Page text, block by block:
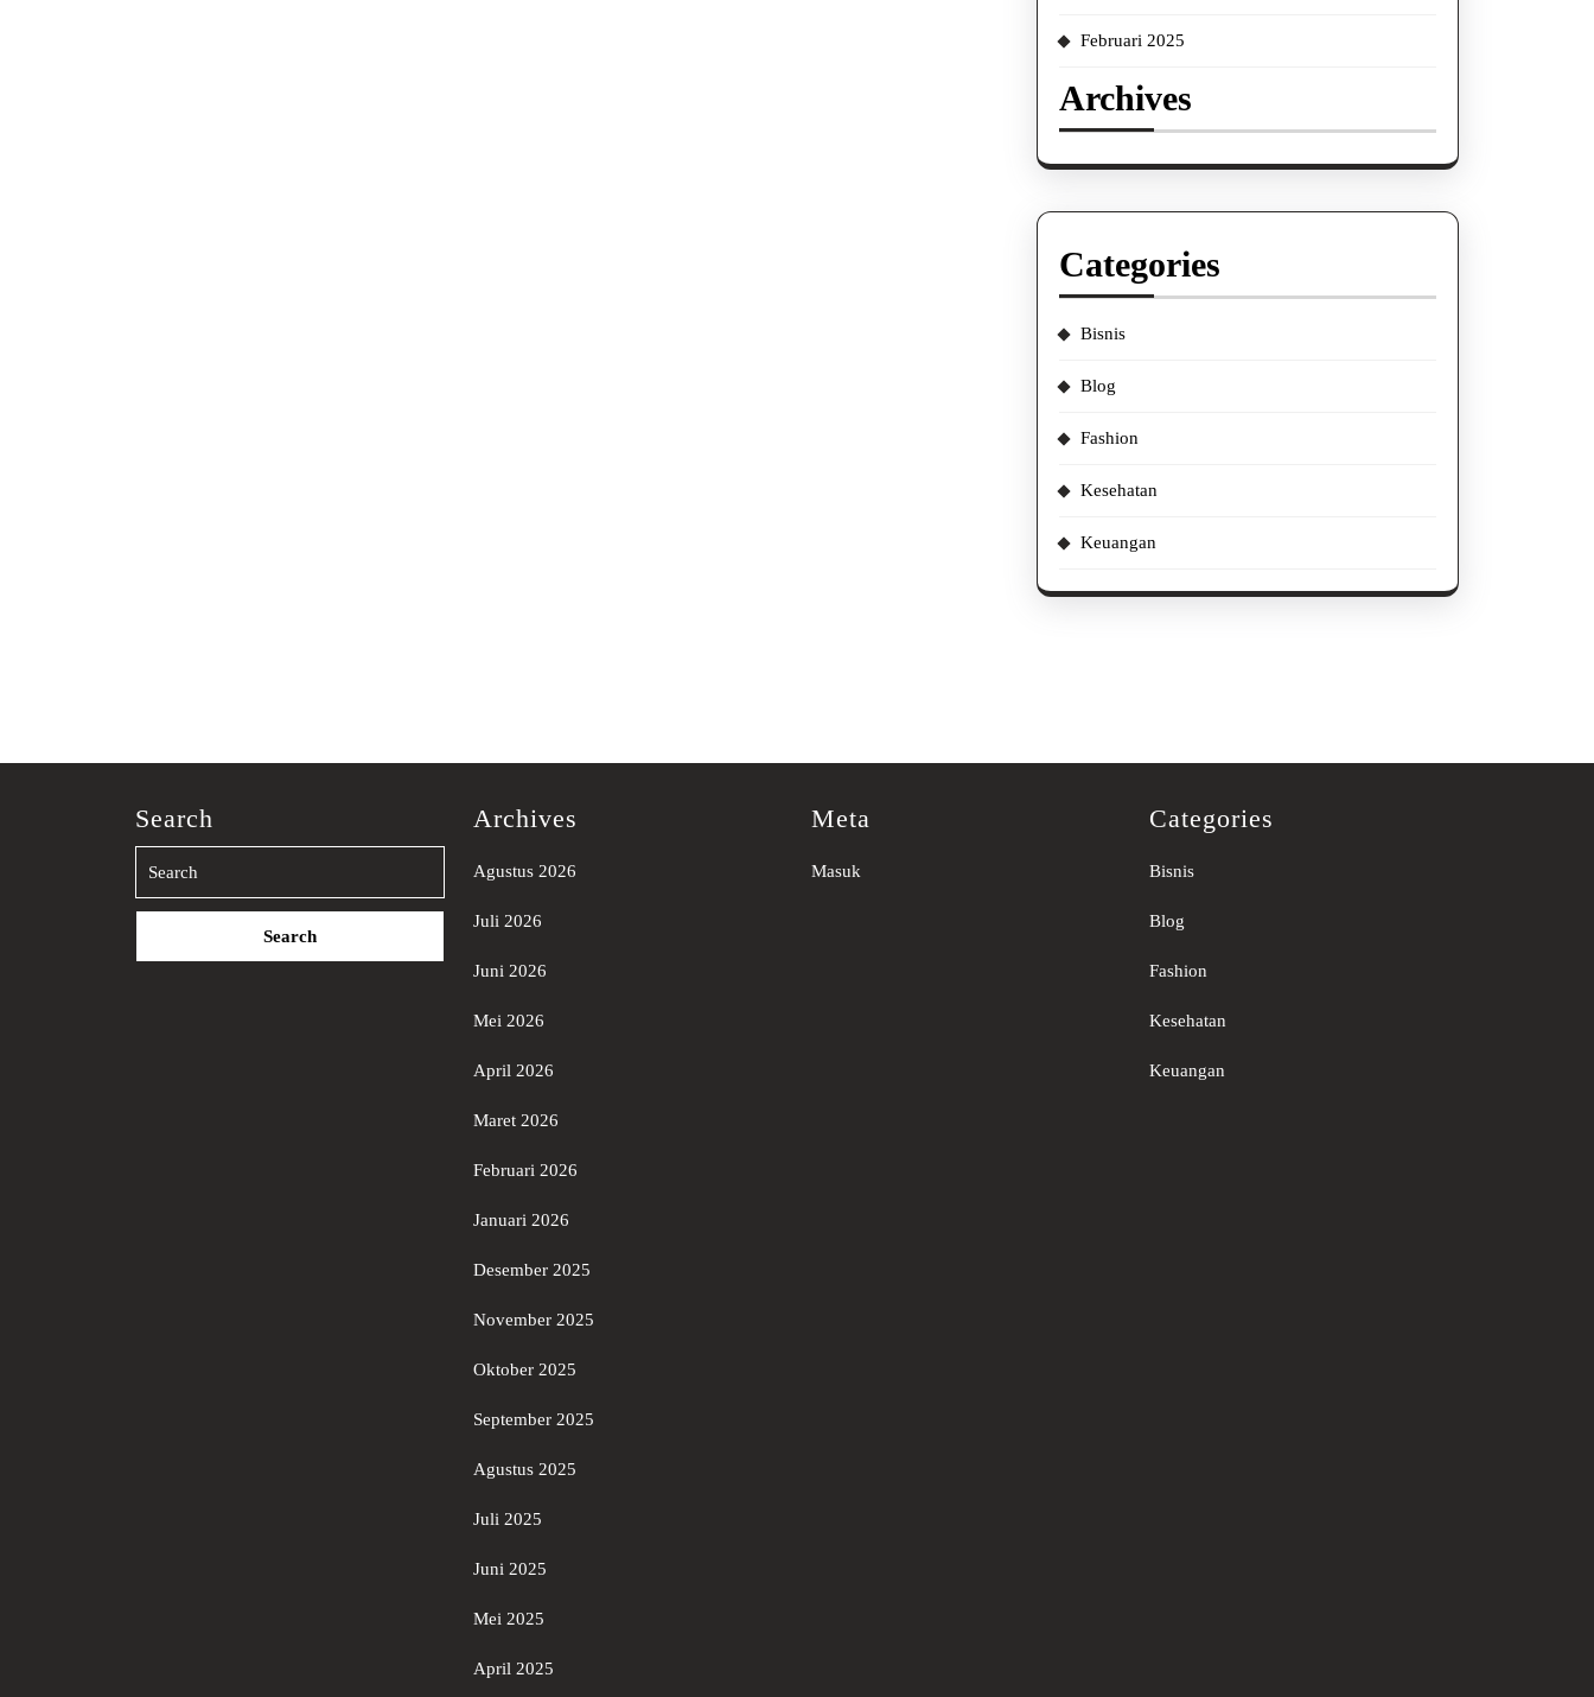
Februari 2025
Archives
Categories
Bisnis
Blog
Fashion
Kesehatan
Keuangan
Search
Search
Archives
Agustus 2026
Juli 2026
Juni 2026
Mei 2026
April 2026
Maret 2026
Februari 2026
Januari 2026
Desember 2025
November 2025
Oktober 2025
September 2025
Agustus 2025
Juli 2025
Juni 2025
Mei 2025
April 2025
Meta
Masuk
Categories
Bisnis
Blog
Fashion
Kesehatan
Keuangan